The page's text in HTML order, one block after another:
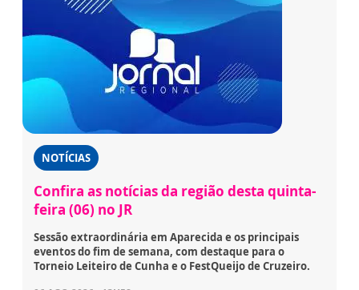
NOTÍCIAS
Confira as notícias da região desta quinta-
feira (06) no JR
Sessão extraordinária em Aparecida e os principais
eventos do fim de semana, com destaque para o
Torneio Leiteiro de Cunha e o FestQueijo de Cruzeiro.